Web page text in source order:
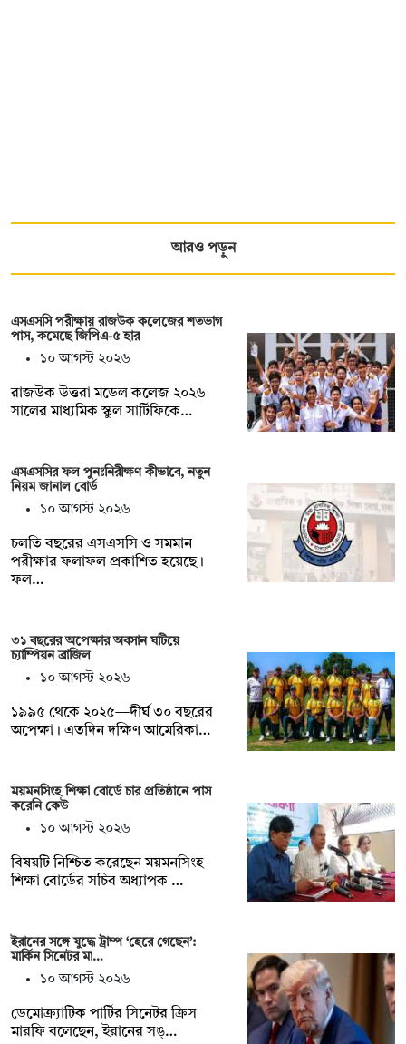
আরও পড়ুন
এসএসসি পরীক্ষায় রাজউক কলেজের শতভাগ
পাস, কমেছে জিপিএ-৫ হার
১০ আগস্ট ২০২৬
রাজউক উত্তরা মডেল কলেজ ২০২৬
সালের মাধ্যমিক স্কুল সার্টিফিকে…
এসএসসির ফল পুনঃনিরীক্ষণ কীভাবে, নতুন
নিয়ম জানাল বোর্ড
১০ আগস্ট ২০২৬
চলতি বছরের এসএসসি ও সমমান
পরীক্ষার ফলাফল প্রকাশিত হয়েছে।
ফল…
৩১ বছরের অপেক্ষার অবসান ঘটিয়ে
চ্যাম্পিয়ন ব্রাজিল
১০ আগস্ট ২০২৬
১৯৯৫ থেকে ২০২৫—দীর্ঘ ৩০ বছরের
অপেক্ষা। এতদিন দক্ষিণ আমেরিকা…
ময়মনসিংহ শিক্ষা বোর্ডে চার প্রতিষ্ঠানে পাস
করেনি কেউ
১০ আগস্ট ২০২৬
বিষয়টি নিশ্চিত করেছেন ময়মনসিংহ
শিক্ষা বোর্ডের সচিব অধ্যাপক …
ইরানের সঙ্গে যুদ্ধে ট্রাম্প ‘হেরে গেছেন’:
মার্কিন সিনেটর মা…
১০ আগস্ট ২০২৬
ডেমোক্র্যাটিক পার্টির সিনেটর ক্রিস
মারফি বলেছেন, ইরানের সঙ্…